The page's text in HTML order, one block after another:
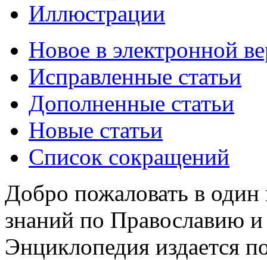
Иллюстрации
Новое в электронной
Исправленные статьи
Дополненные статьи
Новые статьи
Список сокращений
Добро пожаловать в
знаний по Православию
Энциклопедия издается